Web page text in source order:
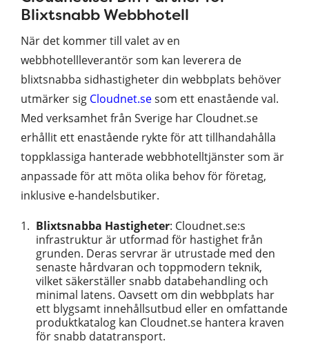
Blixtsnabb Webbhotell
När det kommer till valet av en
webbhotellleverantör som kan leverera de
blixtsnabba sidhastigheter din webbplats behöver
utmärker sig Cloudnet.sesom ett enastående val.
Med verksamhet från Sverige har Cloudnet.se
erhållit ett enastående rykte för att tillhandahålla
toppklassiga hanterade webbhotelltjänster som är
anpassade för att möta olika behov för företag,
inklusive e-handelsbutiker.
Blixtsnabba Hastigheter: Cloudnet.se:s
infrastruktur är utformad för hastighet från
grunden. Deras servrar är utrustade med den
senaste hårdvaran och toppmodern teknik,
vilket säkerställer snabb databehandling och
minimal latens. Oavsett om din webbplats har
ett blygsamt innehållsutbud eller en omfattande
produktkatalog kan Cloudnet.se hantera kraven
för snabb datatransport.